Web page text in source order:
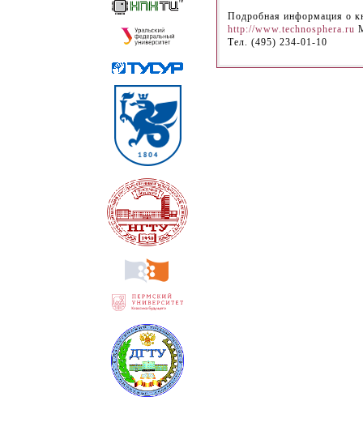
Подробная информация о
http://www.technosphera.ru
Тел. (495) 234-01-10